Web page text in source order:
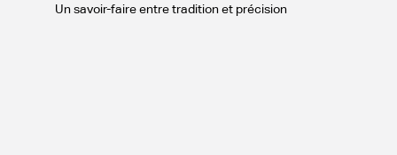
Un savoir-faire entre tradition et précision